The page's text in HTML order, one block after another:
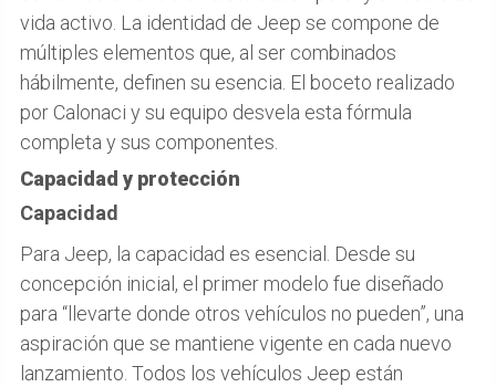
vida activo. La identidad de Jeep se compone de
múltiples elementos que, al ser combinados
hábilmente, definen su esencia. El boceto realizado
por Calonaci y su equipo desvela esta fórmula
completa y sus componentes.
Capacidad y protección
Capacidad
Para Jeep, la capacidad es esencial. Desde su
concepción inicial, el primer modelo fue diseñado
para “llevarte donde otros vehículos no pueden”, una
aspiración que se mantiene vigente en cada nuevo
lanzamiento. Todos los vehículos Jeep están